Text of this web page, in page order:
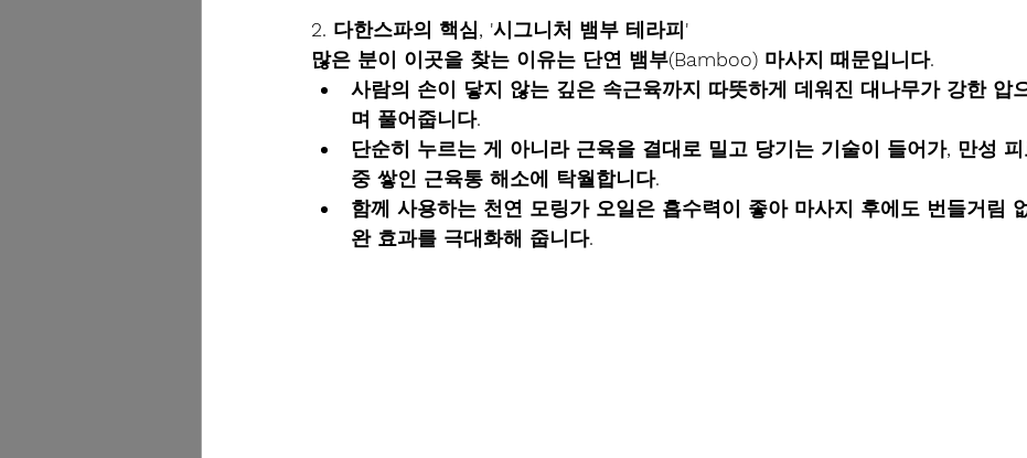
2. 다한스파의 핵심, '시그니처 뱀부 테라피'
많은 분이 이곳을 찾는 이유는 단연 뱀부(Bamboo) 마사지 때문입니다.
사람의 손이 닿지 않는 깊은 속근육까지 따뜻하게 데워진 대나무가 강한 압
며 풀어줍니다.
단순히 누르는 게 아니라 근육을 결대로 밀고 당기는 기술이 들어가, 만성
중 쌓인 근육통 해소에 탁월합니다.
함께 사용하는 천연 모링가 오일은 흡수력이 좋아 마사지 후에도 번들거림
완 효과를 극대화해 줍니다.